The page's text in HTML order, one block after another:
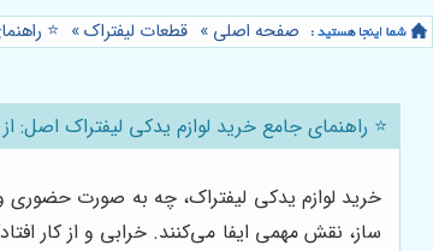
صفحه اصلی » قطعات لیفتراک»
⭐️
⭐️ راهنمای جامع خرید لوازم یدکی لیفتراک اصل:
خرید لوازم یدکی لیفتراک، چه به صورت حضوری
ساز، نقش مهمی ایفا می‌کنند. خرابی و از کار